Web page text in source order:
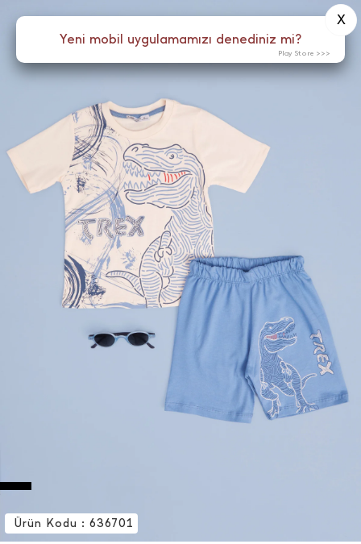
Menü
Ürün Kodu : 636701
Yeni mobil uygulamamızı denediniz mi?
X
Play Store >>>